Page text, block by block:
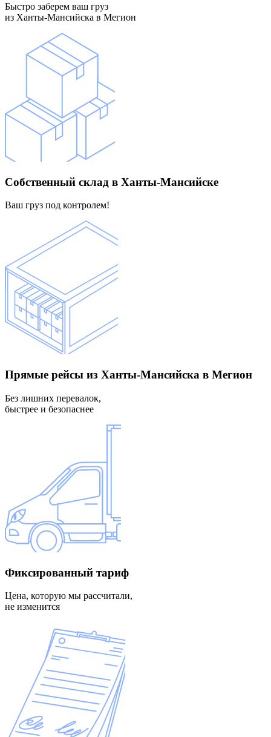
Быстро заберем ваш груз
из Ханты-Мансийска в Мегион
Собственный склад в Ханты-Мансийске
Ваш груз под контролем!
Прямые рейсы из Ханты-Мансийска в Мегион
Без лишних перевалок,
быстрее и безопаснее
Фиксированный тариф
Цена, которую мы рассчитали,
не изменится